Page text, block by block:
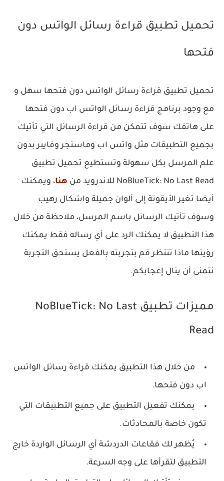
تحميل تطبيق قراءة رسائل الواتس دون
فتحها
تحميل تطبيق قراءة رسائل الواتس دون فتحها سهل و
مع وجود برنامج قراءة رسائل الواتس اب دون فتحها
على هاتفك سوف تتمكن من قراءة الرسائل التي تأتيك
بجميع التطبيقات مثل واتس اب وماسنجر وفايبر بدون
علم المرسل بكل سهولة وتستطيع تحميل تطبيق
NoBlueTick: No Last Read للاندرويد من
هنا، ويمكنك
أيضا تغير الأيقونة إلى ألوان جميلة واشكال رهيب
وسوف تأتيك الرسائل باسم المرسل، ملاحظة من خلال
هذا التطبيق لا يمكنك الرد على أي رساله فقط يمكنك
رؤيتها ماذا تنتظر قم بتجربته بالفعل يستحق التجربة
نتمنى أن ينال إعجابكم.
مميزات تطبيق NoBlueTick: No Last
Read
من خلال هذا التطبيق يمكنك قراءة رسائل الواتس
اب دون فتحها.
يمكنك تفعيل التطبيق على جميع التطبيقات التي
تكون خاصة بالمحادثات.
يُظهر لك فقاعات الدردشة أي الرسائل الواردة خارج
التطبيق لتقرأها على وجه السرعة.